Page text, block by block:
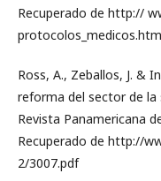
Recuperado de http://
protocolos_medicos.htm
Ross, A., Zeballos, J. &
reforma del sector de la
Revista Panamericana
Recuperado de http://
2/3007.pdf